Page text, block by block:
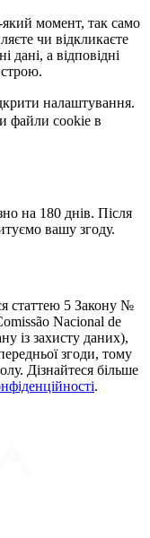
момент, так само
чи відкликаєте
дані, а відповідні
налаштування.
файли cookie в
на 180 днів. Після
вашу згоду.
статтею 5 Закону №
Nacional de
із захисту даних),
згоди, тому
Дізнайтеся більше
.